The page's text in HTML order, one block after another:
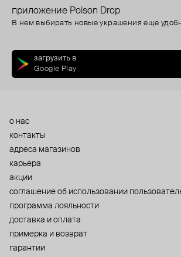
приложение Poison Drop
В нем выбирать новые украшения еще
загрузить в
Google Play
о нас
контакты
адреса магазинов
карьера
акции
cоглашение об использовании
программа лояльности
доставка и оплата
примерка и возврат
гарантии